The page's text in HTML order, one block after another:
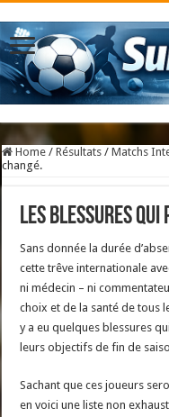
Home / Résultats / Matchs
changé.
Les blessures
Sans donnée la durée
cette trêve internationale
ni médecin – ni
choix et de la santé de tous
y a eu quelques blessures
leurs objectifs de fin de
Sachant que ces joueurs
en voici une liste non